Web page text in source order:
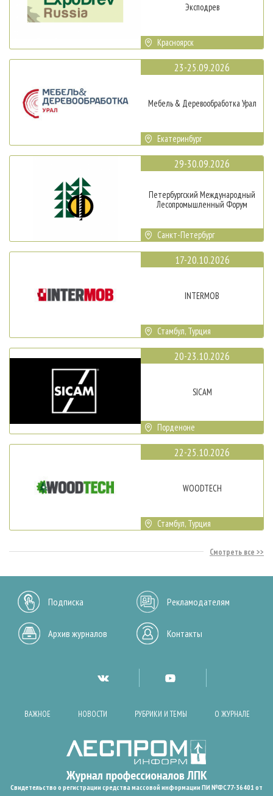
Эксподрев
Красноярск
23-25.09.2026
Мебель & Деревообработка Урал
Екатеринбург
29-30.09.2026
Петербургский Международный
Лесопромышленный Форум
Санкт-Петербург
17-20.10.2026
INTERMOB
Стамбул, Турция
20-23.10.2026
SICAM
Порденоне
22-25.10.2026
WOODTECH
Стамбул, Турция
Смотреть все
Подписка Рекламодателям
Архив журналов Контакты
ВАЖНОЕ НОВОСТИ РУБРИКИ И ТЕМЫ О ЖУРНАЛЕ
Свидетельство о регистрации средства массовой информации ПИ №ФС77-36401 от